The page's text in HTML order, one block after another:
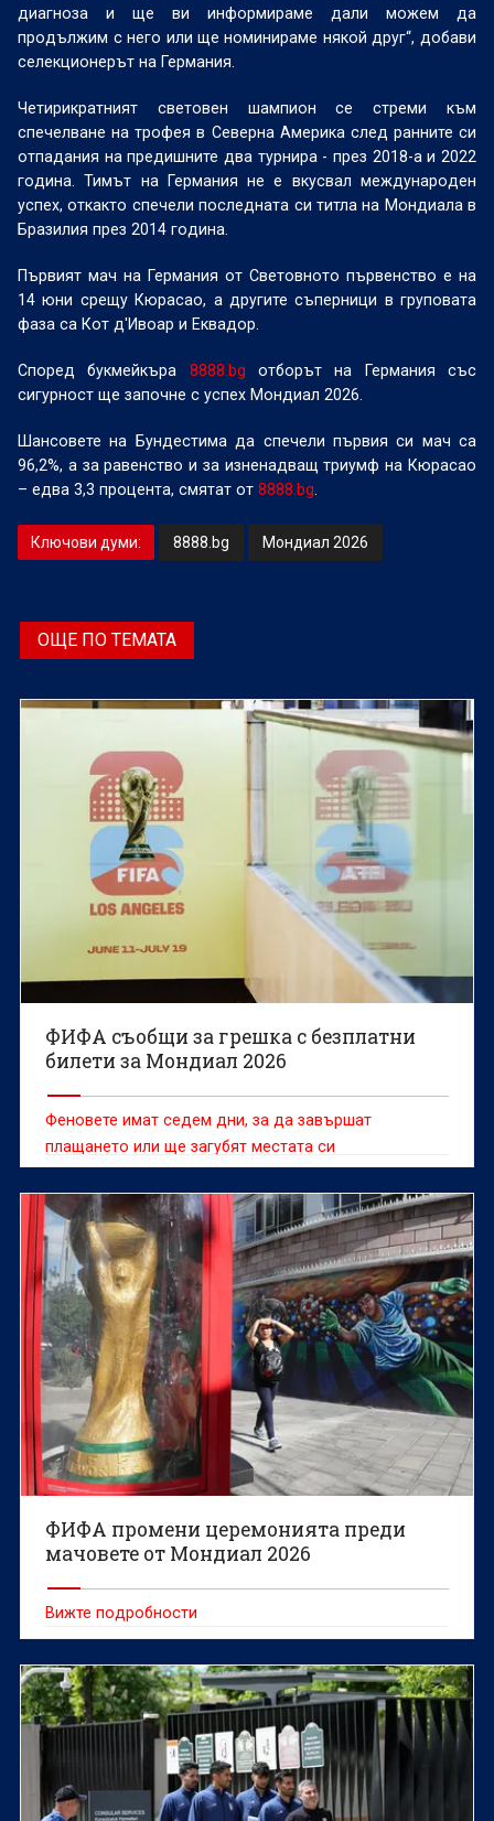
диагноза и ще ви информираме дали можем да
продължим с него или ще номинираме някой друг“, добави
селекционерът на Германия.
Четирикратният световен шампион се стреми към
спечелване на трофея в Северна Америка след ранните си
отпадания на предишните два турнира - през 2018-а и 2022
година. Тимът на Германия не е вкусвал международен
успех, откакто спечели последната си титла на Мондиала в
Бразилия през 2014 година.
Първият мач на Германия от Световното първенство е на
14 юни срещу Кюрасао, а другите съперници в груповата
фаза са Кот д'Ивоар и Еквадор.
Според букмейкъра 8888.bg отборът на Германия със
сигурност ще започне с успех Мондиал 2026.
Шансовете на Бундестима да спечели първия си мач са
96,2%, а за равенство и за изненадващ триумф на Кюрасао
– едва 3,3 процента, смятат от8888.bg
Ключови думи: 8888.bg Мондиал 2026
ОЩЕ ПО ТЕМАТА
ФИФА съобщи за грешка с безплатни
билети за Мондиал 2026
Феновете имат седем дни, за да завършат
плащането или ще загубят местата си
ФИФА промени церемонията преди
мачовете от Мондиал 2026
Вижте подробности